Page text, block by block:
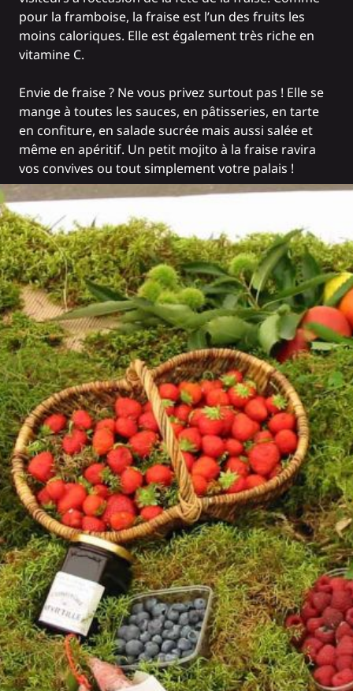
pour la framboise, la fraise est l’un des fruits les
moins caloriques. Elle est également très riche en
vitamine C.
Envie de fraise ? Ne vous privez surtout pas ! Elle se
mange à toutes les sauces, en pâtisseries, en tarte
en confiture, en salade sucrée mais aussi salée et
même en apéritif. Un petit mojito à la fraise ravira
vos convives ou tout simplement votre palais !